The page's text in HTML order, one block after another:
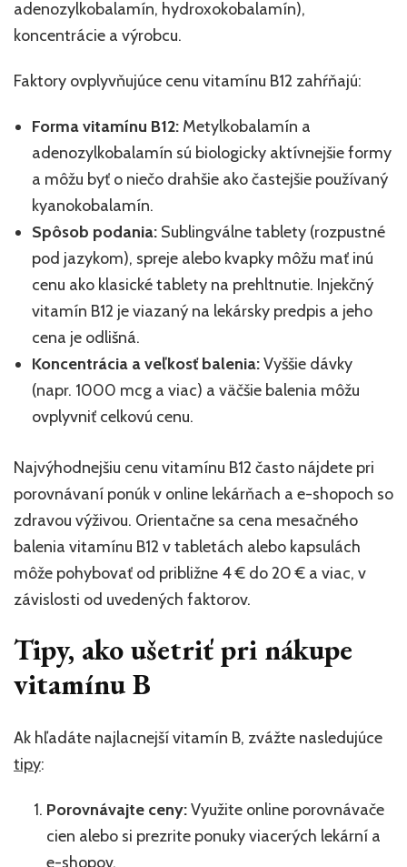
adenozylkobalamín, hydroxokobalamín),
koncentrácie a výrobcu.
Faktory ovplyvňujúce cenu vitamínu B12 zahŕňajú:
Forma vitamínu B12: Metylkobalamín a
adenozylkobalamín sú biologicky aktívnejšie formy
a môžu byť o niečo drahšie ako častejšie používaný
kyanokobalamín.
Spôsob podania: Sublingválne tablety (rozpustné
pod jazykom), spreje alebo kvapky môžu mať inú
cenu ako klasické tablety na prehltnutie. Injekčný
vitamín B12 je viazaný na lekársky predpis a jeho
cena je odlišná.
Koncentrácia a veľkosť balenia:Vyššie dávky
(napr. 1000 mcg a viac) a väčšie balenia môžu
ovplyvniť celkovú cenu.
Najvýhodnejšiu cenu vitamínu B12 často nájdete pri
porovnávaní ponúk v online lekárňach a e-shopoch so
zdravou výživou. Orientačne sa cena mesačného
balenia vitamínu B12 v tabletách alebo kapsulách
môže pohybovať od približne 4 € do 20 € a viac, v
závislosti od uvedených faktorov.
Tipy, ako ušetriť pri nákupe
vitamínu B
Ak hľadáte najlacnejší vitamín B, zvážte nasledujúce
tipy:
Porovnávajte ceny:Využite online porovnávače
cien alebo si prezrite ponuky viacerých lekární a
e-shopov.